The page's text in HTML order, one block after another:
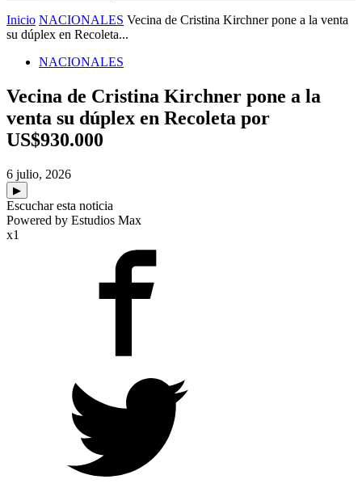
Inicio NACIONALES Vecina de Cristina Kirchner pone a la venta
su dúplex en Recoleta...
NACIONALES
Vecina de Cristina Kirchner pone a la
venta su dúplex en Recoleta por
US$930.000
6 julio, 2026
▶
Escuchar esta noticia
Powered by Estudios Max
x1